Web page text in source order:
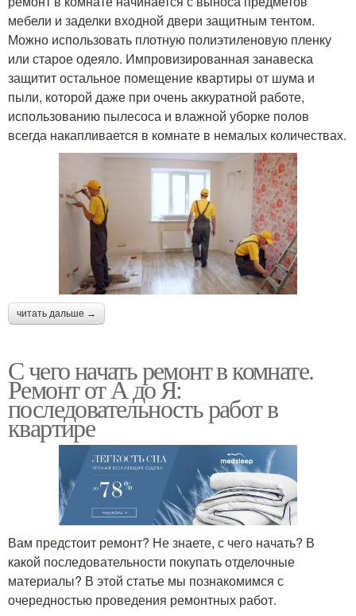
мебели и заделки входной двери защитным тентом.
Можно использовать плотную полиэтиленовую пленку
или старое одеяло. Импровизированная занавеска
защитит остальное помещение квартиры от шума и
пыли, которой даже при очень аккуратной работе,
использованию пылесоса и влажной уборке полов
всегда накапливается в комнате в немалых количествах.
читать дальше →
С чего начать ремонт в комнате.
Ремонт от А до Я:
последовательность работ в
квартире
Вам предстоит ремонт? Не знаете, с чего начать? В
какой последовательности покупать отделочные
материалы? В этой статье мы познакомимся с
очередностью проведения ремонтных работ.